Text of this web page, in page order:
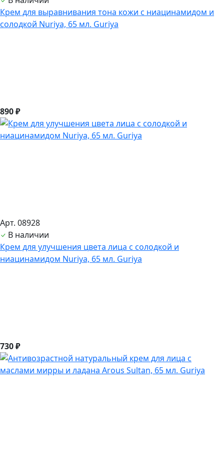
Крем для выравнивания тона кожи с ниацинамидом и
солодкой Nuriya, 65 мл. Guriya
890 ₽
Арт. 08928
В наличии
Крем для улучшения цвета лица с солодкой и
ниацинамидом Nuriya, 65 мл. Guriya
730 ₽